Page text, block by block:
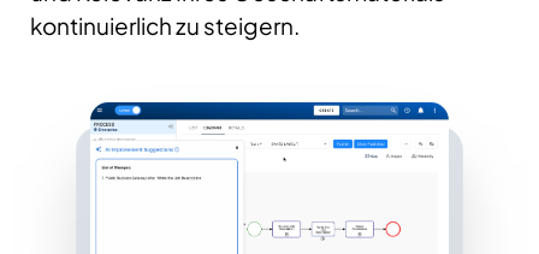
kontinuierlich zu steigern.